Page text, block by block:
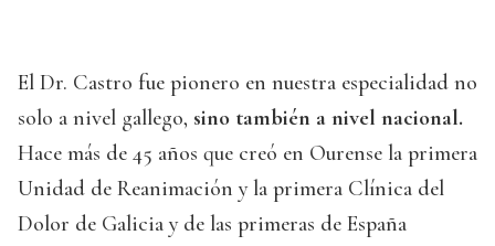
El Dr. Castro fue pionero en nuestra especialidad no
solo a nivel gallego, sino también a nivel nacional.
Hace más de 45 años que creó en Ourense la primera
Unidad de Reanimación y la primera Clínica del
Dolor de Galicia y de las primeras de España